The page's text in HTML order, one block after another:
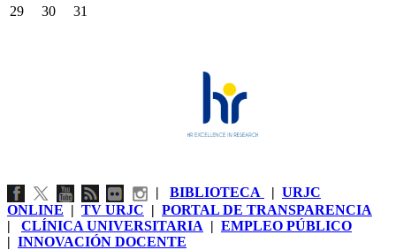
29
30 31
| BIBLIOTECA | URJC
ONLINE | TV URJC | PORTAL DE TRANSPARENCIA
| CLÍNICA UNIVERSITARIA | EMPLEO PÚBLICO
| INNOVACIÓN DOCENTE